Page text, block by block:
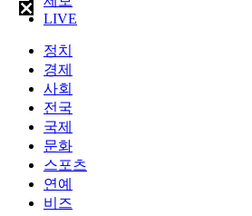
LIVE
정치
경제
사회
전국
국제
문화
스포츠
연예
비즈